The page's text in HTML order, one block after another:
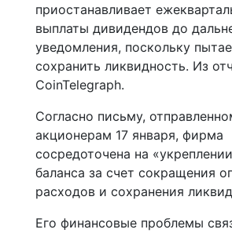
приостанавливает
выплаты дивидендов до
уведомления, поскольку
сохранить ликвидность. Из
CoinTelegraph.
Согласно письму,
акционерам 17 января, фирма
сосредоточена на
баланса за счет сокращения
расходов и сохранения
Его финансовые проблемы